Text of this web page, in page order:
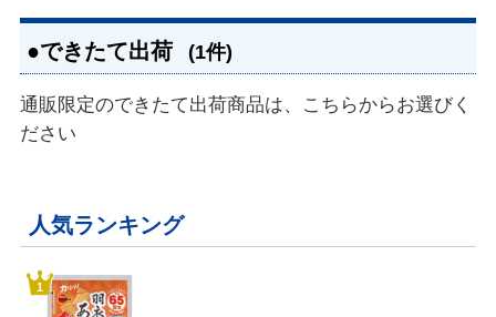
●できたて出荷 (1件)
通販限定のできたて出荷商品は、こちらからお選びく
ださい
人気ランキング
1